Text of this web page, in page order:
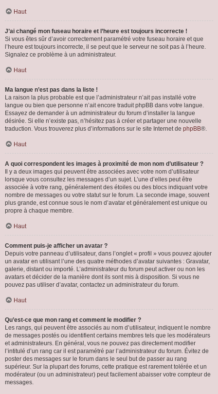
Haut
J’ai changé mon fuseau horaire et l’heure est toujours incorrecte !
Si vous êtes sûr d’avoir correctement paramétré votre fuseau horaire et que
l’heure est toujours incorrecte, il se peut que le serveur ne soit pas à l’heure.
Signalez ce problème à un administrateur.
Haut
Ma langue n’est pas dans la liste !
La raison la plus probable est que l’administrateur n’ait pas installé votre
langue ou bien que personne n’ait encore traduit phpBB dans votre langue.
Essayez de demander à un administrateur du forum d’installer la langue
désirée. Si elle n’existe pas, n’hésitez pas à créer et partager une nouvelle
traduction. Vous trouverez plus d’informations sur le site Internet de phpBB®.
Haut
A quoi correspondent les images à proximité de mon nom d’utilisateur ?
Il y a deux images qui peuvent être associées avec votre nom d’utilisateur
lorsque vous consultez les messages d’un sujet. L’une d’elles peut être
associée à votre rang, généralement des étoiles ou des blocs indiquant votre
nombre de messages ou votre statut sur le forum. La seconde image, souvent
plus grande, est connue sous le nom d’avatar et généralement est unique ou
propre à chaque membre.
Haut
Comment puis-je afficher un avatar ?
Depuis votre panneau d’utilisateur, dans l’onglet « profil » vous pouvez ajouter
un avatar en utilisant l’une des quatre méthodes d’avatar suivantes : Gravatar,
galerie, distant ou importé. L’administrateur du forum peut activer ou non les
avatars et décider de la manière dont ils sont mis à disposition. Si vous ne
pouvez pas utiliser d’avatar, contactez un administrateur du forum.
Haut
Qu’est-ce que mon rang et comment le modifier ?
Les rangs, qui peuvent être associés au nom d’utilisateur, indiquent le nombre
de messages postés ou identifient certains membres tels que les modérateurs
et administrateurs. En général, vous ne pouvez pas directement modifier
l’intitulé d’un rang car il est paramétré par l’administrateur du forum. Évitez de
poster des messages sur le forum dans le seul but de passer au rang
supérieur. Sur la plupart des forums, cette pratique est rarement tolérée et un
modérateur (ou un administrateur) peut facilement abaisser votre compteur de
messages.